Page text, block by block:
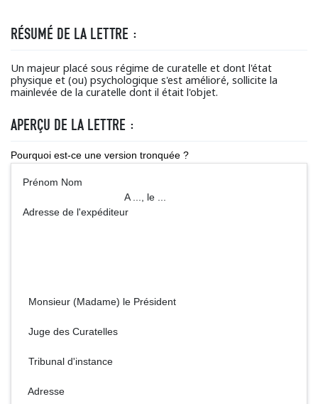
RÉSUMÉ DE LA LETTRE :
Un majeur placé sous régime de curatelle et dont l'état
physique et (ou) psychologique s'est amélioré, sollicite la
mainlevée de la curatelle dont il était l'objet.
APERÇU DE LA LETTRE :
Pourquoi est-ce une version tronquée ?
Prénom Nom
A ..., le ...
Adresse de l'expéditeur
Monsieur (Madame) le Président
Juge des Curatelles
Tribunal d'instance
Adresse